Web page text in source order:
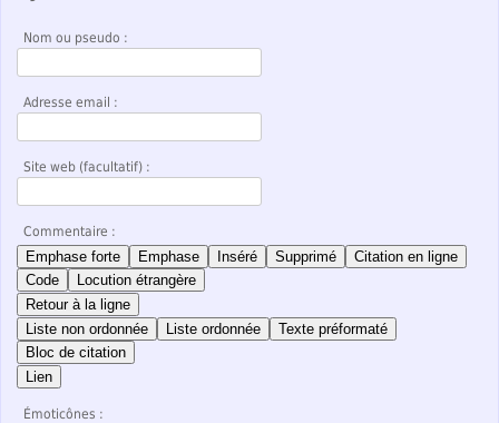
Nom ou pseudo :
Adresse email :
Site web (facultatif) :
Commentaire :
Emphase forte Emphase Inséré Supprimé
Citation en ligne
Code
Locution étrangère
Retour à la ligne
Liste non ordonnée
Liste ordonnée
Texte préformaté
Bloc de citation
Lien
Émoticônes :